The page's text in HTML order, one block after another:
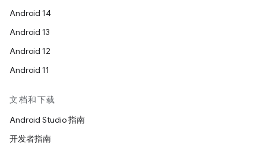
Android 14
Android 13
Android 12
Android 11
文档和下载
Android Studio 指南
开发者指南